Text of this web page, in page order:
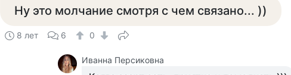
Ну это молчание смотря с чем связано... ))
8 лет 6 0
Иванна Персиковна